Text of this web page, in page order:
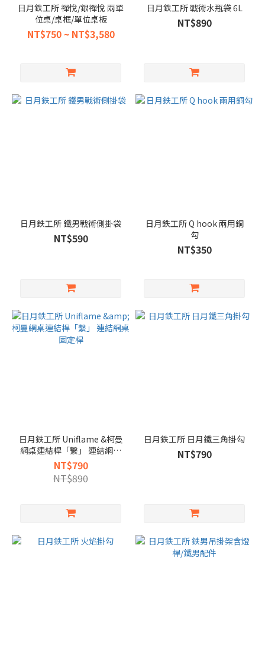
日月鉄工所 禪悅/銀禪悅 兩單
位桌/桌框/單位桌板
NT$750 ~ NT$3,580
日月鉄工所 戰術水瓶袋 6L
NT$890
日月鉄工所 鐵男戰術側掛袋
NT$590
日月鉄工所 Q hook 兩用銅
勾
NT$350
日月鉄工所 Uniflame &柯曼
網桌連結桿「繫」 連結網桌
固定桿
NT$790
NT$890
日月鉄工所 日月鐵三角掛勾
NT$790